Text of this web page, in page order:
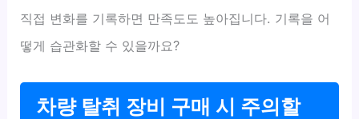
직접 변화를 기록하면 만족도도 높아집니다. 기록을 어
떻게 습관화할 수 있을까요?
차량 탈취 장비 구매 시 주의할